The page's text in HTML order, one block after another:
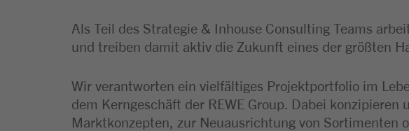
Als Teil des Strategie & Inhouse Consulting Teams
und treiben damit aktiv die Zukunft eines der größten
Wir verantworten ein vielfältiges Projektportfolio im
dem Kerngeschäft der REWE Group. Dabei
Marktkonzepten, zur Neuausrichtung von Sortimenten